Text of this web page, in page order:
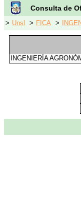
Consulta de
> Unsl > FICA >
INGENIERÍA